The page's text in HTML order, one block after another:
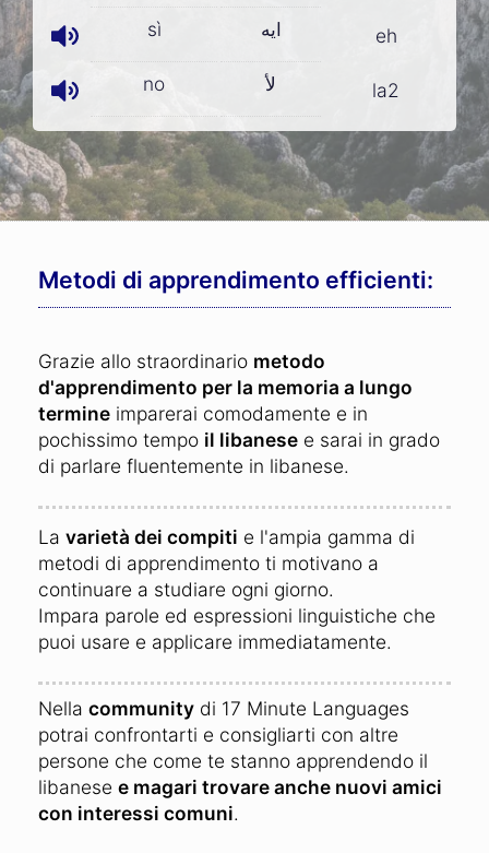
sì ايه eh
no لأ la2
Metodi di apprendimento efficienti:
Grazie allo straordinario metodo
d'apprendimento per la memoria a lungo
termine imparerai comodamente e in
pochissimo tempo il libanese e sarai in grado
di parlare fluentemente in libanese.
La varietà dei compiti e l'ampia gamma di
metodi di apprendimento ti motivano a
continuare a studiare ogni giorno.
Impara parole ed espressioni linguistiche che
puoi usare e applicare immediatamente.
Nella community di 17 Minute Languages
potrai confrontarti e consigliarti con altre
persone che come te stanno apprendendo il
libanese e magari trovare anche nuovi amici
con interessi comuni.